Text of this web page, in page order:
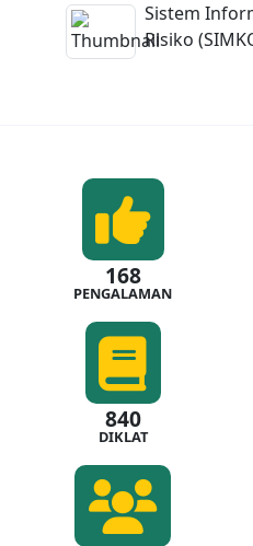
Sistem
Risiko
168
PENGALAMAN
840
DIKLAT